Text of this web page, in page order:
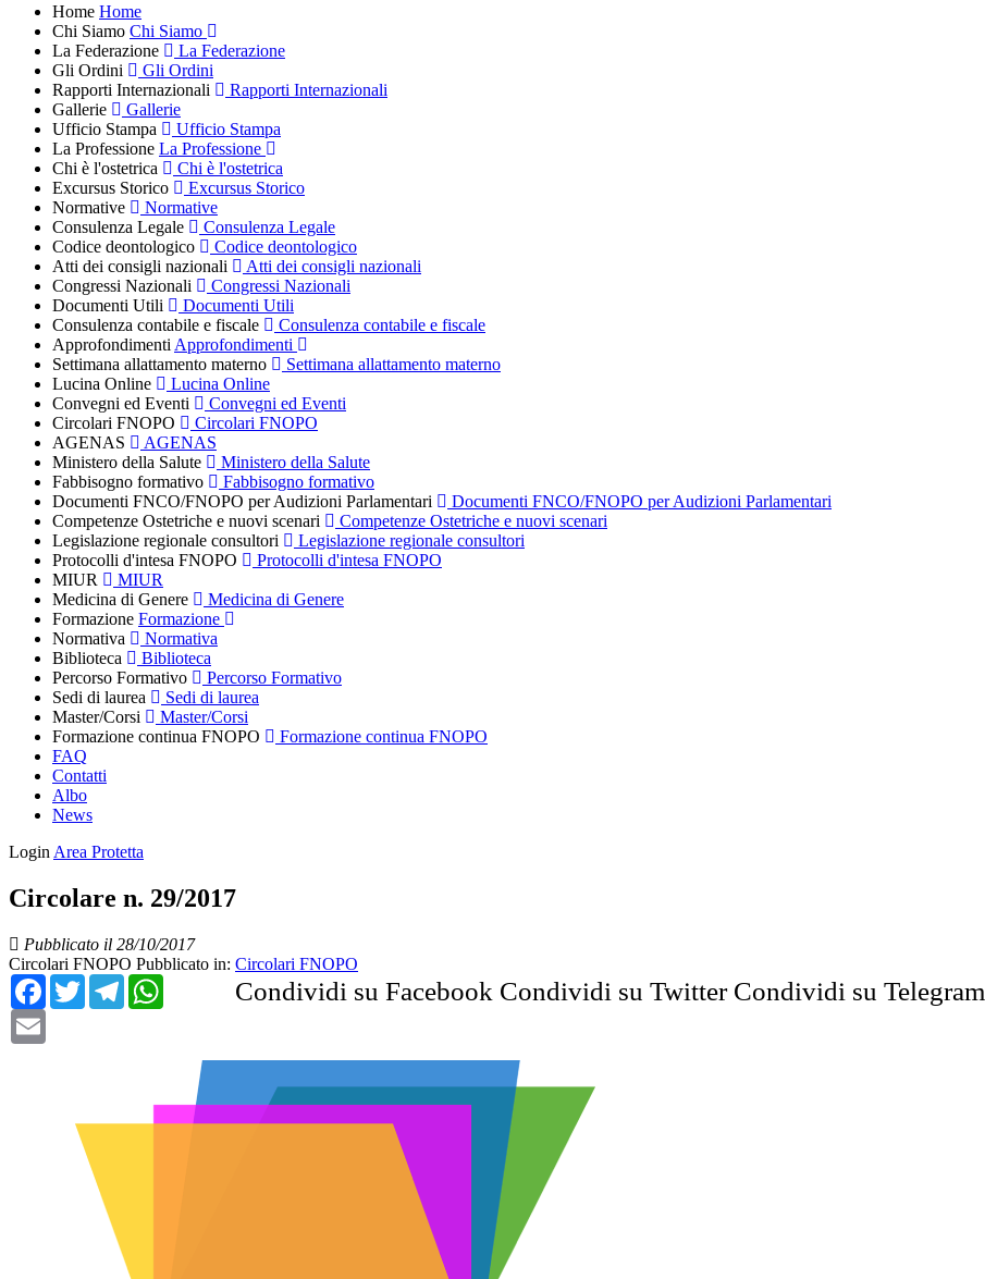
Home Home
Chi Siamo Chi Siamo
La Federazione
La Federazione
Gli Ordini
Gli Ordini
Rapporti Internazionali
Rapporti Internazionali
Gallerie
Gallerie
Ufficio Stampa
Ufficio Stampa
La Professione La Professione
Chi è l'ostetrica
Chi è l'ostetrica
Excursus Storico
Excursus Storico
Normative
Normative
Consulenza Legale
Consulenza Legale
Codice deontologico
Codice deontologico
Atti dei consigli nazionali
Atti dei consigli nazionali
Congressi Nazionali
Congressi Nazionali
Documenti Utili
Documenti Utili
Consulenza contabile e fiscale
Consulenza contabile e fiscale
Approfondimenti Approfondimenti
Settimana allattamento materno
Settimana allattamento materno
Lucina Online
Lucina Online
Convegni ed Eventi
Convegni ed Eventi
Circolari FNOPO
Circolari FNOPO
AGENAS
AGENAS
Ministero della Salute
Ministero della Salute
Fabbisogno formativo
Fabbisogno formativo
Documenti FNCO/FNOPO per Audizioni Parlamentari
Documenti FNCO/FNOPO per Audizioni Parlamentari
Competenze Ostetriche e nuovi scenari
Competenze Ostetriche e nuovi scenari
Legislazione regionale consultori
Legislazione regionale consultori
Protocolli d'intesa FNOPO
Protocolli d'intesa FNOPO
MIUR
MIUR
Medicina di Genere
Medicina di Genere
Formazione Formazione
Normativa
Normativa
Biblioteca
Biblioteca
Percorso Formativo
Percorso Formativo
Sedi di laurea
Sedi di laurea
Master/Corsi
Master/Corsi
Formazione continua FNOPO
Formazione continua FNOPO
FAQ
Contatti
Albo
News
Login Area Protetta
Circolare n. 29/2017
Pubblicato il 28/10/2017
Circolari FNOPO Pubblicato in: Circolari FNOPO
Condividi su Facebook
Facebook Condividi su Twitter
Twitter Condividi su Telegram
TelegramWhatsApp
Email